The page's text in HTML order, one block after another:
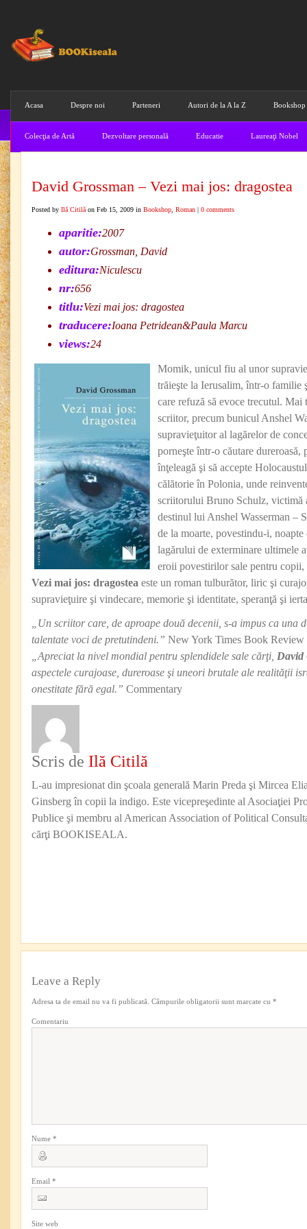
Acasa Despre noi Parteneri Autori de la A la Z Bookshop
Colecţia de Artă Dezvoltare personală Educatie Laureaţi Nobel
David Grossman – Vezi mai jos: dragostea
Posted by Ilă Citilă on Feb 15, 2009 in Bookshop Roman | 0 comments
aparitie:2007
autor:Grossman, David
editura:Niculescu
nr:656
titlu:Vezi mai jos: dragostea
traducere:Ioana Petridean&Paula Marcu
views:24
Momik, unicul fiu al unor
trăieşte la Ierusalim, într-o familie
care refuză să evoce trecutul.
scriitor, precum bunicul Anshel
supravieţuitor al lagărelor de
porneşte într-o căutare dureroasă,
înţeleagă şi să accepte
călătorie în Polonia, unde
scriitorului Bruno Schulz, victimă
destinul lui Anshel Wasserman –
de la moarte, povestindu-i,
lagărului de exterminare ultimele
eroii povestirilor sale pentru copii,
Vezi mai jos: dragostea este un roman tulburător, liric şi
supravieţuire şi vindecare, memorie şi identitate, speranţă şi
„Un scriitor care, de aproape două decenii, s-a impus ca una
talentate voci de pretutindeni.” New York Times Book Review
„Apreciat la nivel mondial pentru splendidele sale cărţi, David
aspectele curajoase, dureroase şi uneori brutale ale realităţii
onestitate fără egal.” Commentary
Scris de Ilă Citilă
L-au impresionat din şcoala generală Marin Preda şi Mircea
Ginsberg în copii la indigo. Este vicepreşedinte al Asociaţiei
Publice şi membru al American Association of Political
cărţi BOOKISEALA.
Leave a Reply
Adresa ta de email nu va fi publicată. Câmpurile obligatorii sunt marcate cu *
Comentariu
Nume *
Email *
Site web